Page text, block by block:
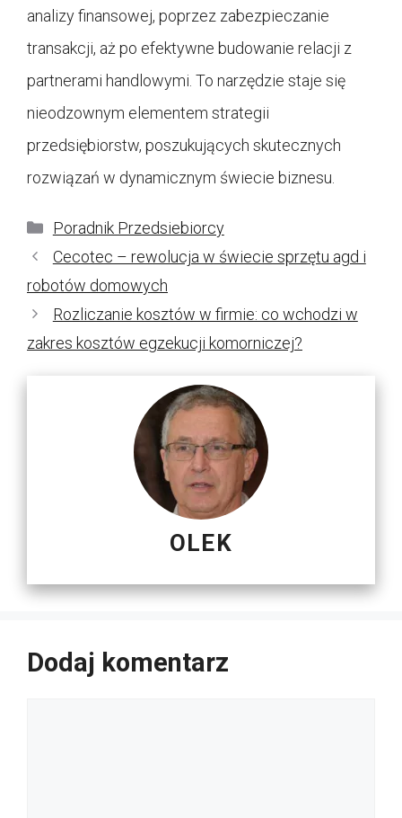
analizy finansowej, poprzez zabezpieczanie
transakcji, aż po efektywne budowanie relacji z
partnerami handlowymi. To narzędzie staje się
nieodzownym elementem strategii
przedsiębiorstw, poszukujących skutecznych
rozwiązań w dynamicznym świecie biznesu.
Kategorie
Poradnik Przedsiebiorcy
Cecotec – rewolucja w świecie sprzętu agd i
robotów domowych
Rozliczanie kosztów w firmie: co wchodzi w
zakres kosztów egzekucji komorniczej?
OLEK
Dodaj komentarz